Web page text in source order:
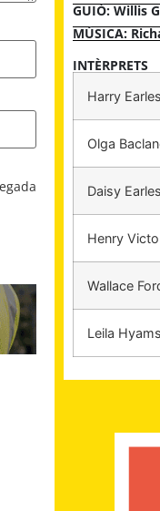
GUIÓ: Willis
MÚSICA:
INTÈRPRETS
Harry
Olga
Daisy
Henry
Wallace
Leila